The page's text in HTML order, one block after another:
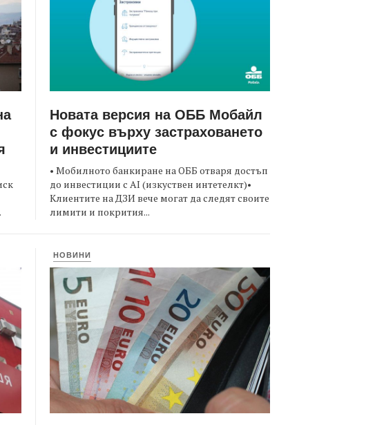
Новата версия на ОББ Мобайл
с фокус върху застраховането
и инвестициите
• Мобилното банкиране на ОББ отваря достъп
до инвестиции с AI (изкуствен интетелкт)•
Клиентите на ДЗИ вече могат да следят своите
лимити и покрития...
НОВИНИ